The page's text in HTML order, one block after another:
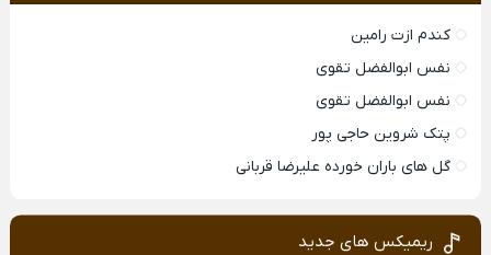
کندم ازت رامین
نفس ابوالفضل تقوی
نفس ابوالفضل تقوی
پتک شروین حاجی پور
گل های باران خورده علیرضا قربانی
ریمیکس های جدید